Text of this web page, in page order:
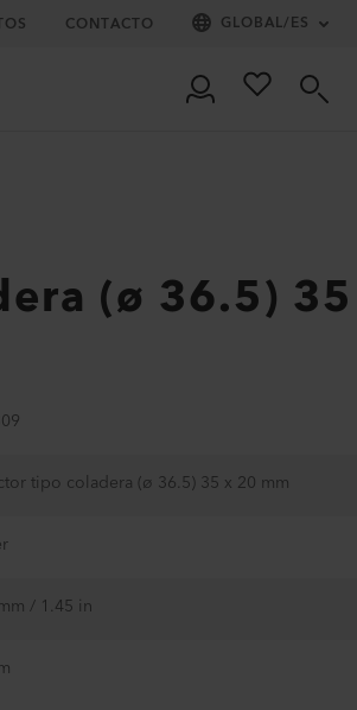
CONTACTO GLOBAL/ES
(ø 36.5) 35
tipo coladera (ø 36.5) 35 x 20 mm
/ 1.45 in